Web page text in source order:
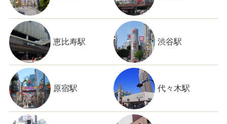
恵比寿駅 渋谷駅
原宿駅 代々木駅